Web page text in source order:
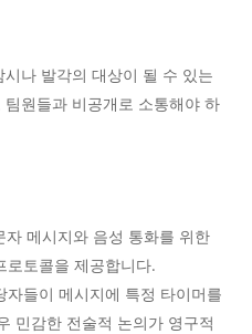
나 발각의 대상이 될 수 있는
원들과 비공개로 소통해야 하
자 메시지와 음성 통화를 위한
로토콜을 제공합니다.
자들이 메시지에 특정 타이머를
민감한 전술적 논의가 영구적